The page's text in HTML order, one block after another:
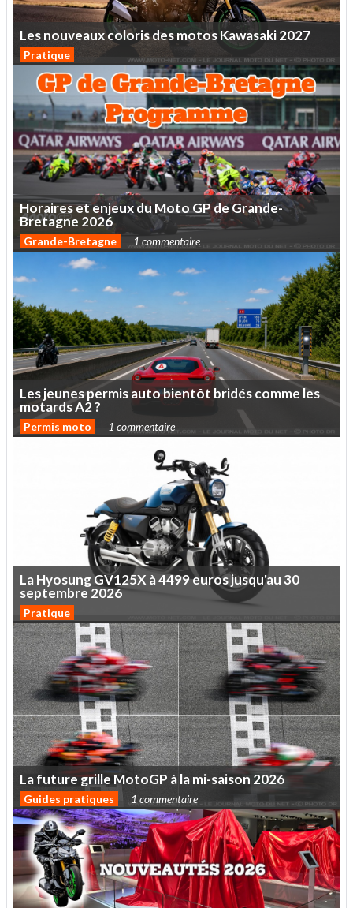
LesnouveauxcolorisdesmotosKawasaki2027
Pratique
HorairesetenjeuxduMotoGPdeGrande-
Bretagne 2026
Grande-Bretagne 1 commentaire
Lesjeunespermisautobientôt bridéscommeles
motardsA2?
Permis moto 1 commentaire
LaHyosungGV125X à4499eurosjusqu'au30
septembre 2026
Pratique
Lafuturegrille MotoGP àlami-saison 2026
Guides pratiques 1 commentaire